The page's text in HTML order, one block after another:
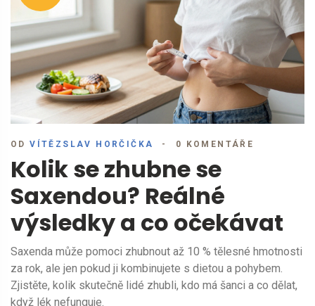
ODVÍTĚZSLAV HORČIČKA 0 KOMENTÁŘE
Kolik se zhubne se
Saxendou? Reálné
výsledky a co očekávat
Saxenda může pomoci zhubnout až 10 % tělesné hmotnosti
za rok, ale jen pokud ji kombinujete s dietou a pohybem.
Zjistěte, kolik skutečně lidé zhubli, kdo má šanci a co dělat,
když lék nefunguje.